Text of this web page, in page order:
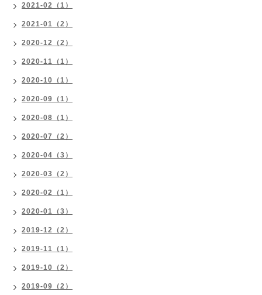
2021-02（1）
2021-01（2）
2020-12（2）
2020-11（1）
2020-10（1）
2020-09（1）
2020-08（1）
2020-07（2）
2020-04（3）
2020-03（2）
2020-02（1）
2020-01（3）
2019-12（2）
2019-11（1）
2019-10（2）
2019-09（2）